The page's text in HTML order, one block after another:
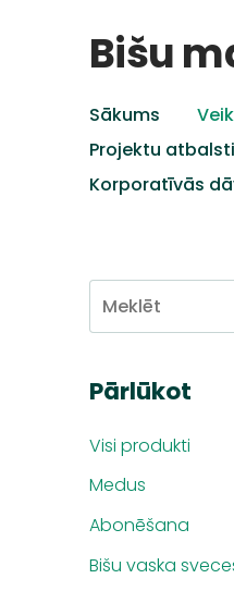
Bišu
Sākums
Projektu
Korporatīvās
Pārlūkot
Visi produkti
Medus
Abonēšana
Bišu vaska